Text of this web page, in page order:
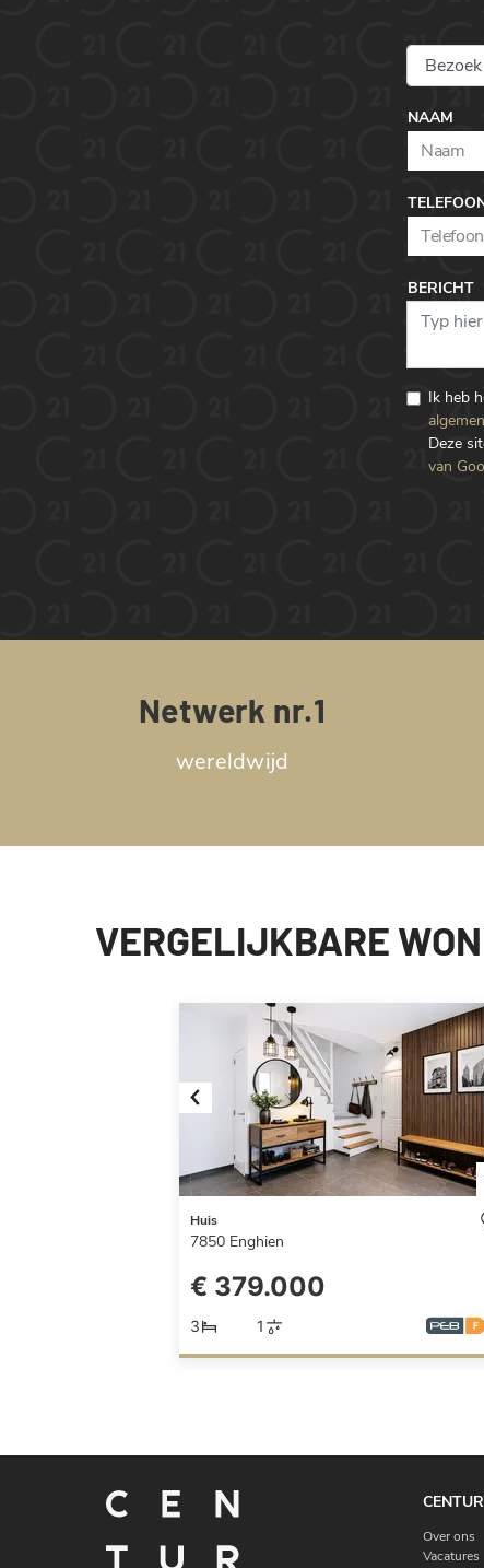
NAAM
BERICHT
Ik heb
Deze
van
Netwerk nr.1
wereldwijd
VERGELIJKBARE
Previous
Huis
7850 Enghien
€ 379.000
3 1
Over ons
Vacatures